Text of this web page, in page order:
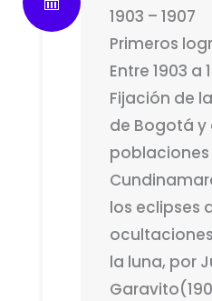
1903 – 1907
Primeros
Entre 1903 a
Fijación de
de Bogotá y
poblaciones
los eclipses
la luna, por